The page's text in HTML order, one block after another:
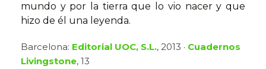
mundo y por la tierra que lo vio nacer y que
hizo de él una leyenda.
Barcelona: Editorial UOC, S.L., 2013 · Cuadernos
Livingstone, 13